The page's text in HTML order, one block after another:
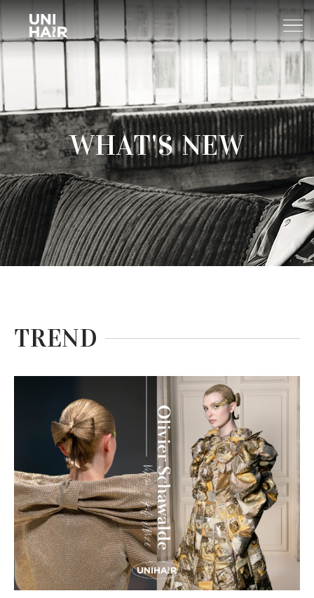
About Us
What’s New
TREND
BEAUTY TIPS
NEWS
Brands
WELLA
Sp
Find A Salon
COURSE
WHAT'S NEW
TREND